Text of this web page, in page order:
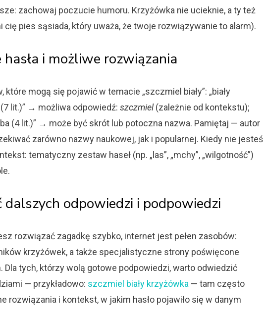
zachowaj poczucie humoru. Krzyżówka nie ucieknie, a ty też
cię pies sąsiada, który uważa, że twoje rozwiązywanie to alarm).
hasła i możliwe rozwiązania
które mogą się pojawić w temacie „szczmiel biały”: „biały
lit.)” → możliwa odpowiedź: szczmiel(zależnie od kontekstu);
(4 lit.)” → może być skrót lub potoczna nazwa. Pamiętaj — autor
zarówno nazwy naukowej, jak i popularnej. Kiedy nie jesteś
tematyczny zestaw haseł (np. „las”, „mchy”, „wilgotność”)
dalszych odpowiedzi i podpowiedzi
rozwiązać zagadkę szybko, internet jest pełen zasobów:
krzyżówek, a także specjalistyczne strony poświęcone
Dla tych, którzy wolą gotowe podpowiedzi, warto odwiedzić
— przykładowo: szczmiel biały krzyżówka — tam często
rozwiązania i kontekst, w jakim hasło pojawiło się w danym